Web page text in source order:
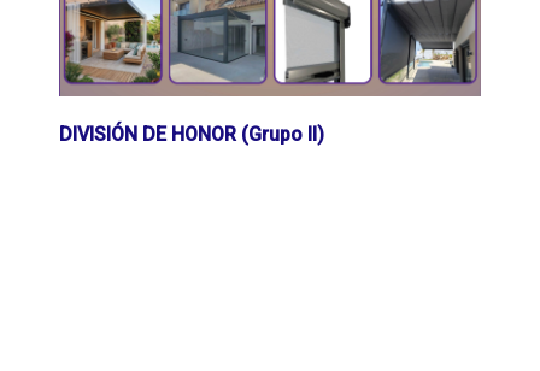
DIVISIÓN DE HONOR (Grupo II)